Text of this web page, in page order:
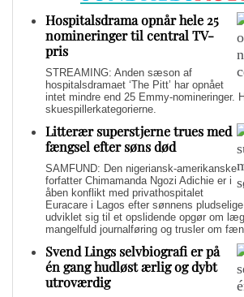
Hospitalsdrama opnår hele 25
nomineringer til central TV-
pris
STREAMING: Anden sæson af
hospitalsdramaet ‘The Pitt’ har opnået
intet mindre end 25 Emmy-nomineringer.
skuespillerkategorierne.
Litterær superstjerne trues med
fængsel efter søns død
SAMFUND: Den nigeriansk-amerikanske
forfatter Chimamanda Ngozi Adichie er i
åben konflikt med privathospitalet
Euracare i Lagos efter sønnens
udviklet sig til et opslidende opgør om
mangelfuld journalføring og trusler om
Svend Lings selvbiografi er på
én gang hudløst ærlig og dybt
utroværdig